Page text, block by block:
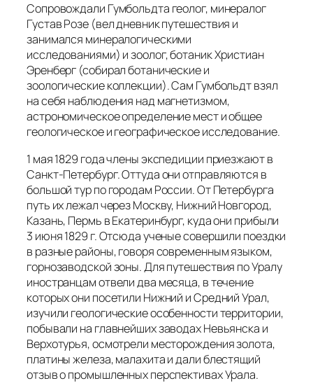
Сопровождали Гумбольдта геолог, минералог
Густав Розе (вел дневник путешествия и
занимался минералогическими
исследованиями) и зоолог, ботаник Христиан
Эренберг (собирал ботанические и
зоологические коллекции). Сам Гумбольдт взял
на себя наблюдения над магнетизмом,
астрономическое определение мест и общее
геологическое и географическое исследование.
1 мая 1829 года члены экспедиции приезжают в
Санкт-Петербург. Оттуда они отправляются в
большой тур по городам России. От Петербурга
путь их лежал через Москву, Нижний Новгород,
Казань, Пермь в Екатеринбург, куда они прибыли
3 июня 1829 г. Отсюда ученые совершили поездки
в разные районы, говоря современным языком,
горнозаводской зоны. Для путешествия по Уралу
иностранцам отвели два месяца, в течение
которых они посетили Нижний и Средний Урал,
изучили геологические особенности территории,
побывали на главнейших заводах Невьянска и
Верхотурья, осмотрели месторождения золота,
платины железа, малахита и дали блестящий
отзыв о промышленных перспективах Урала.